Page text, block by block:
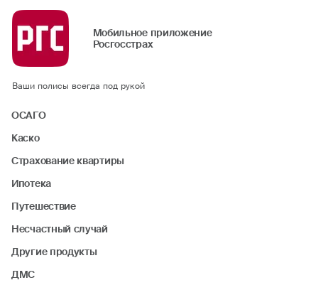
Мобильное приложение
Росгосстрах
Ваши полисы всегда под рукой
ОСАГО
Каско
Страхование квартиры
Ипотека
Путешествие
Несчастный случай
Другие продукты
ДМС